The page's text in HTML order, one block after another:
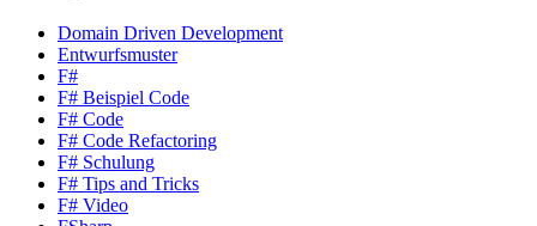
Domain Driven Development
Entwurfsmuster
F#
F# Beispiel Code
F# Code
F# Code Refactoring
F# Schulung
F# Tips and Tricks
F# Video